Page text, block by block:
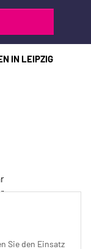
Sie den Einsatz
IN LEIPZIG